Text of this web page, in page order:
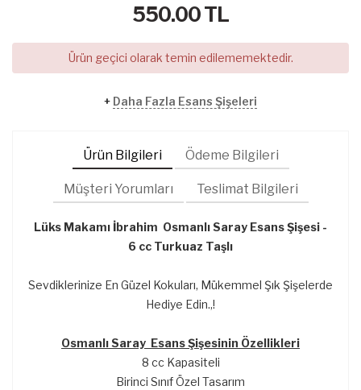
550.00TL
Ürün geçici olarak temin edilememektedir.
+ Daha Fazla Esans Şişeleri
Ürün Bilgileri Ödeme Bilgileri
Müşteri Yorumları Teslimat Bilgileri
Lüks Makamı İbrahim Osmanlı Saray Esans Şişesi -
6 cc Turkuaz Taşlı
Sevdiklerinize En Güzel Kokuları, Mükemmel Şık Şişelerde
Hediye Edin.,!
Osmanlı Saray Esans Şişesinin Özellikleri
8 cc Kapasiteli
Birinci Sınıf Özel Tasarım